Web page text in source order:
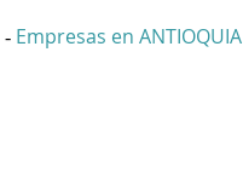
- Empresas en ANTIOQUIA